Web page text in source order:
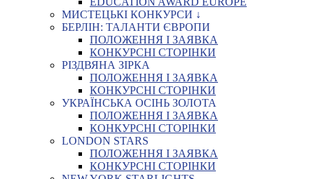
МИСТЕЦЬКІ КОНКУРСИ ↓
БЕРЛІН: ТАЛАНТИ ЄВРОПИ
ПОЛОЖЕННЯ І ЗАЯВКА
КОНКУРСНІ СТОРІНКИ
РІЗДВЯНА ЗІРКА
ПОЛОЖЕННЯ І ЗАЯВКА
КОНКУРСНІ СТОРІНКИ
УКРАЇНСЬКА ОСІНЬ ЗОЛОТА
ПОЛОЖЕННЯ І ЗАЯВКА
КОНКУРСНІ СТОРІНКИ
LONDON STARS
ПОЛОЖЕННЯ І ЗАЯВКА
КОНКУРСНІ СТОРІНКИ